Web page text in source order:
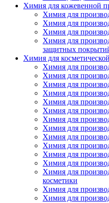
Химия для кожевенной
Химия для
Химия для
Химия для
Химия для
защитных
Химия для
Химия для
Химия для
Химия для
Химия для
Химия для
Химия для
Химия для
Химия для
Химия для
Химия для
Химия для
Химия для
Химия для
косметики
Химия для
Химия для